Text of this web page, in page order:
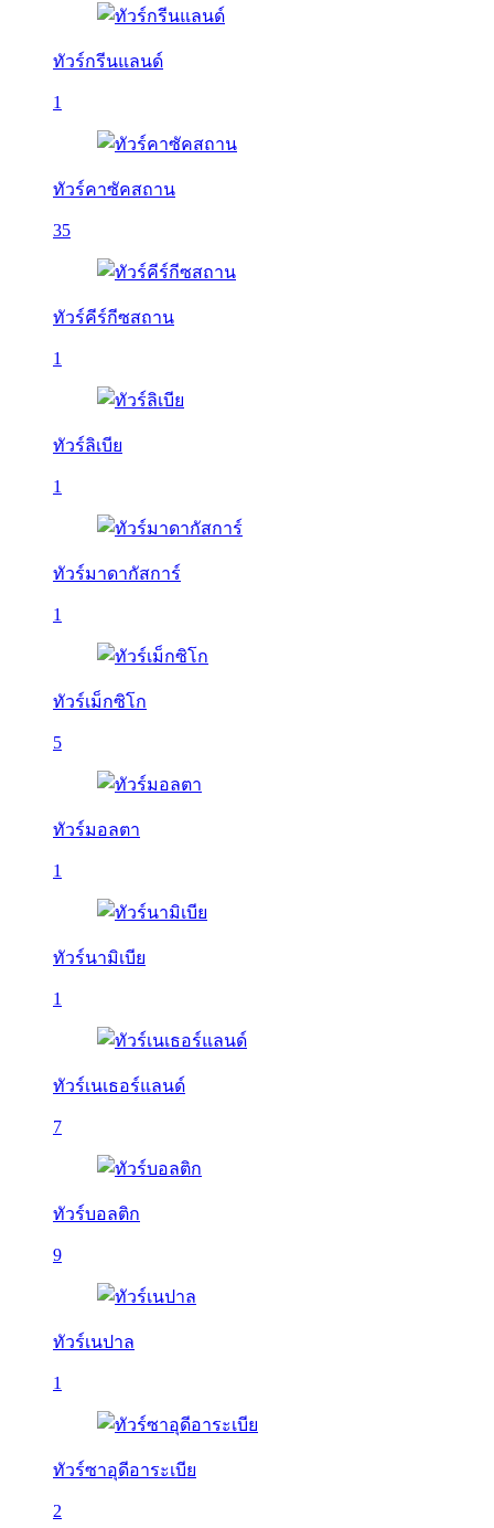
ทัวร์กรีนแลนด์
1
ทัวร์คาซัคสถาน
35
ทัวร์คีร์กีซสถาน
1
ทัวร์ลิเบีย
1
ทัวร์มาดากัสการ์
1
ทัวร์เม็กซิโก
5
ทัวร์มอลตา
1
ทัวร์นามิเบีย
1
ทัวร์เนเธอร์แลนด์
7
ทัวร์บอลติก
9
ทัวร์เนปาล
1
ทัวร์ซาอุดีอาระเบีย
2